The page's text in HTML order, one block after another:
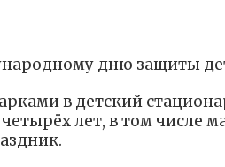
дню защиты
в детский
лет, в том числе